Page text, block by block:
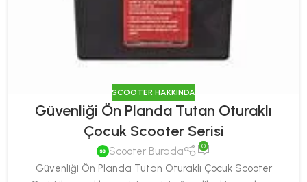
SCOOTER HAKKINDA
Güvenliği Ön Planda Tutan Oturaklı
Çocuk Scooter Serisi
Scooter Burada 0
Güvenliği Ön Planda Tutan Oturaklı Çocuk Scooter